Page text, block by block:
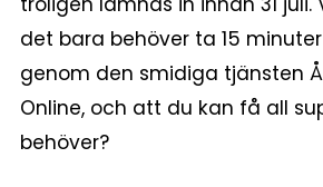
det bara behöver ta 15
genom den smidiga tjänsten
Online, och att du kan få all
behöver?